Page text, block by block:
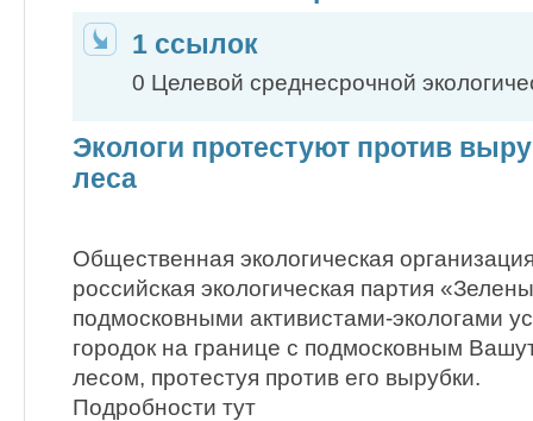
1 ссылок
0 Целевой среднесрочной
Экологи протестуют против
леса
Общественная экологическая
российская экологическая партия
подмосковными активистами-экологами
городок на границе с подмосковным
лесом, протестуя против его вырубки.
Подробности тут